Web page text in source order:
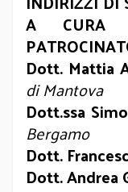
A CURA
Dott. Mattia
di Mantova
Dott.ssa
Bergamo
Dott.
Dott. Andrea